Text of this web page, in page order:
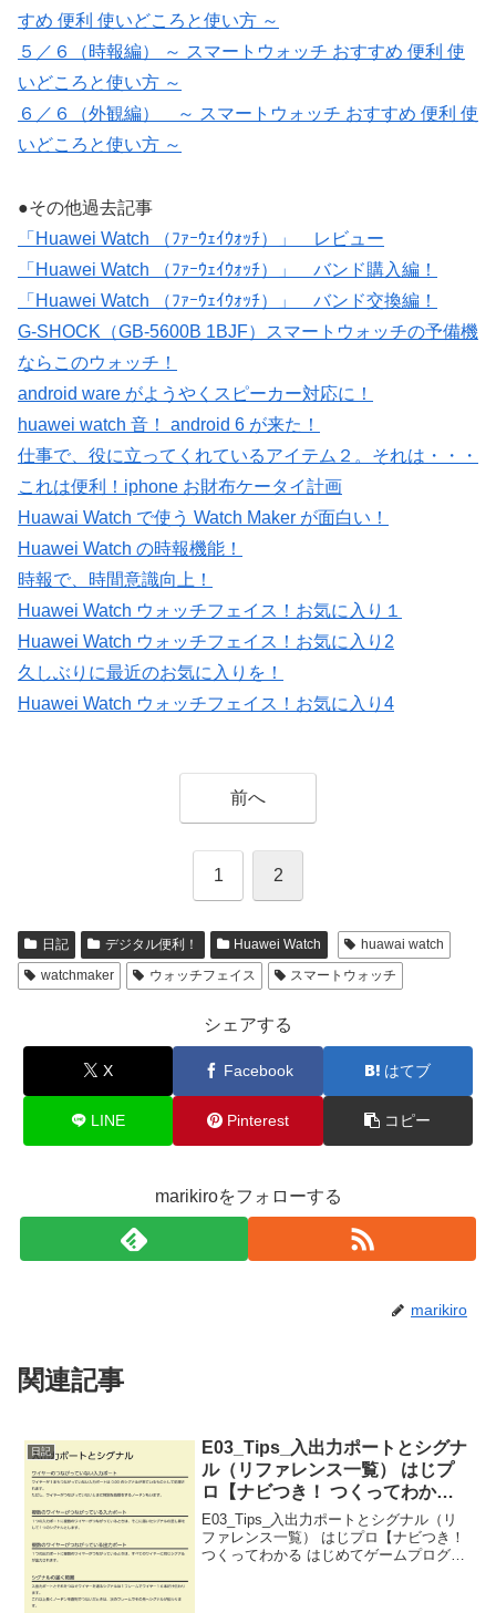
すめ 便利 使いどころと使い方 ～
５／６（時報編） ～ スマートウォッチ おすすめ 便利 使
いどころと使い方 ～
６／６（外観編） ～ スマートウォッチ おすすめ 便利 使
いどころと使い方 ～
●その他過去記事
「Huawei Watch （ﾌｧｰｳｪｲｳｫｯﾁ）」 レビュー
「Huawei Watch （ﾌｧｰｳｪｲｳｫｯﾁ）」 バンド購入編！
「Huawei Watch （ﾌｧｰｳｪｲｳｫｯﾁ）」 バンド交換編！
G-SHOCK（GB-5600B 1BJF）スマートウォッチの予備機
ならこのウォッチ！
android ware がようやくスピーカー対応に！
huawei watch 音！ android 6 が来た！
仕事で、役に立ってくれているアイテム２。それは・・・
これは便利！iphone お財布ケータイ計画
Huawai Watch で使う Watch Maker が面白い！
Huawei Watch の時報機能！
時報で、時間意識向上！
Huawei Watch ウォッチフェイス！お気に入り１
Huawei Watch ウォッチフェイス！お気に入り2
久しぶりに最近のお気に入りを！
Huawei Watch ウォッチフェイス！お気に入り4
前へ
1 2
日記 デジタル便利！ Huawei Watch
huawai watch
watchmaker
ウォッチフェイス スマートウォッチ
シェアする
X Facebook はてブ
LINE Pinterest コピー
marikiroをフォローする
marikiro
関連記事
日記
E03_Tips_入出力ポートとシグナ
ル（リファレンス一覧） はじプ
ロ【ナビつき！ つくってわかる
はじめてゲームプログラミング】
E03_Tips_入出力ポートとシグナル（リ
ファレンス一覧） はじプロ【ナビつき！
つくってわかる はじめてゲームプログラ